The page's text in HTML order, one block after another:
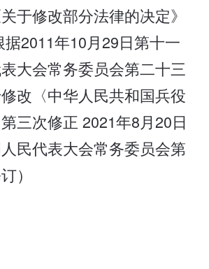
于修改部分法律的决定》
2011年10月29日第十一
大会常务委员会第二十三
改〈中华人民共和国兵役
三次修正 2021年8月20日
民代表大会常务委员会第
）